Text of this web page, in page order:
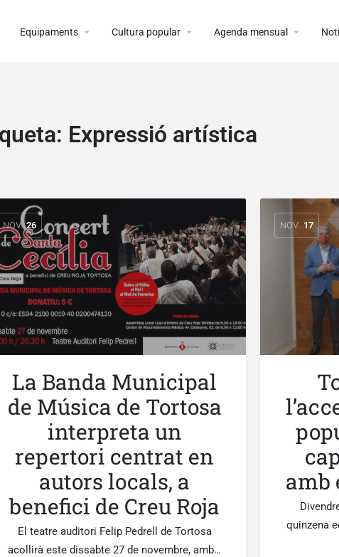
Equipaments arrow_drop_down Cultura popular arrow_drop_down Agenda mensual arrow_drop_down
Expressió artística
NOV. 26
La Banda Municipal
de Música de Tortosa
interpreta un
repertori centrat en
autors locals, a
benefici de Creu Roja
El teatre auditori Felip Pedrell de Tortosa
acollirà este dissabte 27 de novembre, amb…
NOV. 17
amb
quinzena